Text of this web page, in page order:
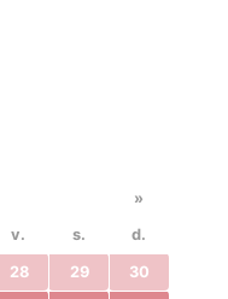
»
v. s.
d.
28 29 30